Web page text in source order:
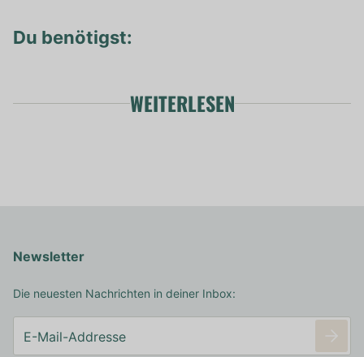
Du benötigst:
WEITERLESEN
Newsletter
Die neuesten Nachrichten in deiner Inbox: